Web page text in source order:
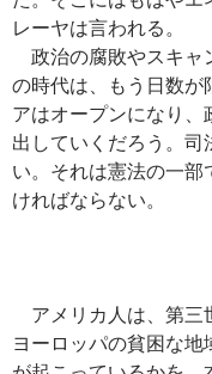
レーヤは言われる。
政治の腐敗やスキャ
の時代は、もう日数が
アはオープンになり、
出していくだろう。
い。それは憲法の一
ければならない。
アメリカ人は、第三
ヨーロッパの貧困な地